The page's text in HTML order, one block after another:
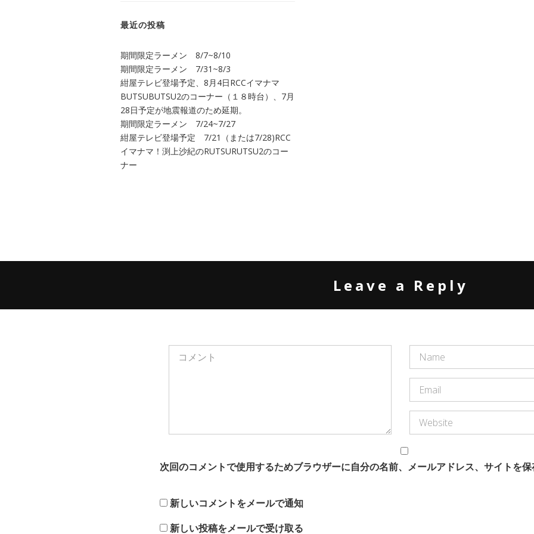
最近の投稿
期間限定ラーメン 8/7~8/10
期間限定ラーメン 7/31~8/3
紺屋テレビ登場予定、8月4日RCCイマナマ
BUTSUBUTSU2のコーナー（１８時台）、7月
28日予定が地震報道のため延期。
期間限定ラーメン 7/24~7/27
紺屋テレビ登場予定 7/21（または7/28)RCC
イマナマ！渕上沙紀のRUTSURUTSU2のコー
ナー
Leave a Reply
次回のコメントで使用するためブラウザーに自分の名前、メールアドレス、サイトを
新しいコメントをメールで通知
新しい投稿をメールで受け取る